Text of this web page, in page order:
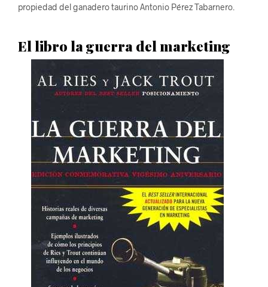
propiedad del ganadero taurino Antonio Pérez Tabarnero.
El libro la guerra del marketing